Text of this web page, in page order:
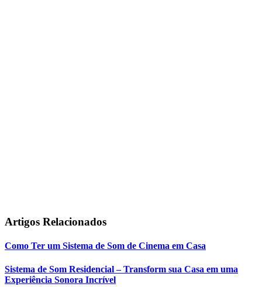
Artigos Relacionados
Como Ter um Sistema de Som de Cinema em Casa
Sistema de Som Residencial – Transform sua Casa em uma
Experiência Sonora Incrível